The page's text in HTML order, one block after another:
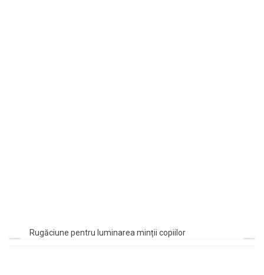
Rugăciune pentru luminarea minții copiilor